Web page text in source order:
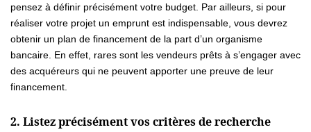
CONTACT
pensez à définir précisément votre budget. Par ailleurs, si pour
réaliser votre projet un emprunt est indispensable, vous devrez
obtenir un plan de financement de la part d’un organisme
bancaire. En effet, rares sont les vendeurs prêts à s’engager avec
des acquéreurs qui ne peuvent apporter une preuve de leur
financement.
2. Listez précisément vos critères de recherche